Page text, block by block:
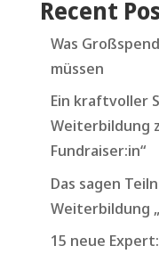
Recent
Was
müssen
Ein kraftvoller
Weiterbildung
Fundraiser:in“
Das sagen
Weiterbildung
15 neue